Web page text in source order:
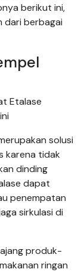
berikut ini,
dari berbagai
Etalase
solusi
karena tidak
dinding
dapat
penempatan
sirkulasi di
produk-
ringan